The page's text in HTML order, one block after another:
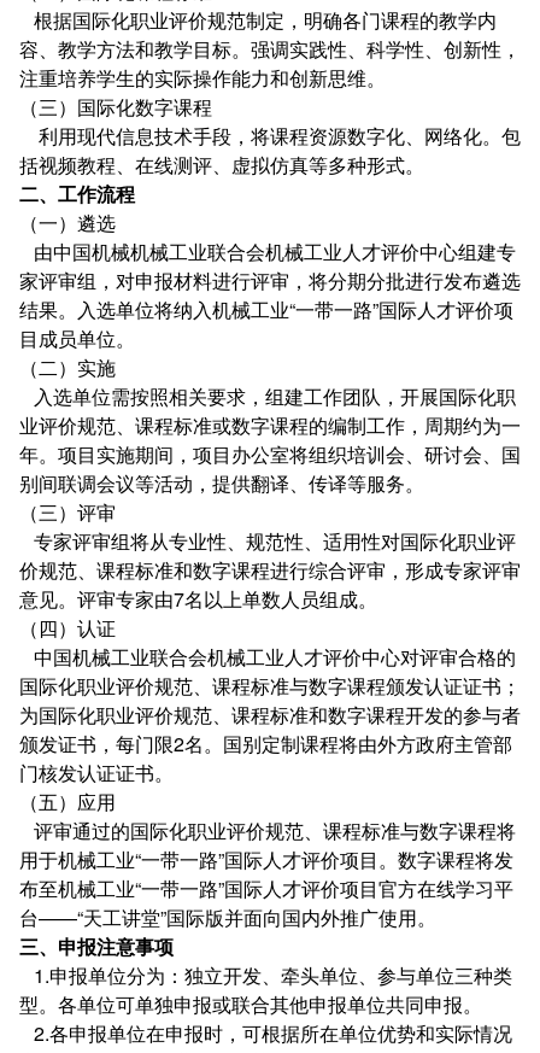
根据国际化职业评价规范制定，明确各门课程的教学内
容、教学方法和教学目标。强调实践性、科学性、创新性，
注重培养学生的实际操作能力和创新思维。
（三）国际化数字课程
利用现代信息技术手段，将课程资源数字化、网络化。包
括视频教程、在线测评、虚拟仿真等多种形式。
二、工作流程
（一）遴选
由中国机械机械工业联合会机械工业人才评价中心组建专
家评审组，对申报材料进行评审，将分期分批进行发布遴选
结果。入选单位将纳入机械工业“一带一路”国际人才评价项
目成员单位。
（二）实施
入选单位需按照相关要求，组建工作团队，开展国际化职
业评价规范、课程标准或数字课程的编制工作，周期约为一
年。项目实施期间，项目办公室将组织培训会、研讨会、国
别间联调会议等活动，提供翻译、传译等服务。
（三）评审
专家评审组将从专业性、规范性、适用性对国际化职业评
价规范、课程标准和数字课程进行综合评审，形成专家评审
意见。评审专家由7名以上单数人员组成。
（四）认证
中国机械工业联合会机械工业人才评价中心对评审合格的
国际化职业评价规范、课程标准与数字课程颁发认证证书；
为国际化职业评价规范、课程标准和数字课程开发的参与者
颁发证书，每门限2名。国别定制课程将由外方政府主管部
门核发认证证书。
（五）应用
评审通过的国际化职业评价规范、课程标准与数字课程将
用于机械工业“一带一路”国际人才评价项目。数字课程将发
布至机械工业“一带一路”国际人才评价项目官方在线学习平
台——“天工讲堂”国际版并面向国内外推广使用。
三、申报注意事项
1.申报单位分为：独立开发、牵头单位、参与单位三种类
型。各单位可单独申报或联合其他申报单位共同申报。
2.各申报单位在申报时，可根据所在单位优势和实际情况